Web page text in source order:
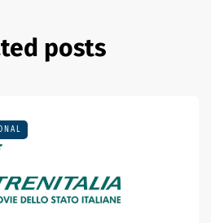
posts